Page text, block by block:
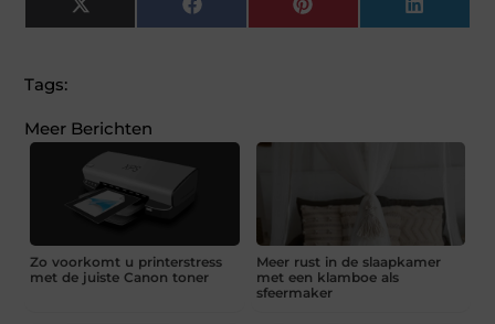
X
(Twitter)
Facebook Pinterest
Tags:
Meer Berichten
Zo voorkomt u printerstress
met de juiste Canon toner
Meer rust in de slaapkamer
met een klamboe als
sfeermaker